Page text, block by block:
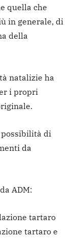
quella che
in generale, di
della
natalizie ha
i propri
possibilità di
da
ADM:
tartaro
tartaro e